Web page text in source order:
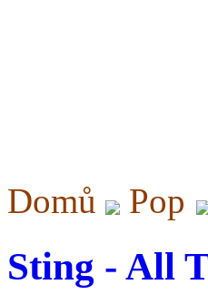
Domů Pop
Sting - All